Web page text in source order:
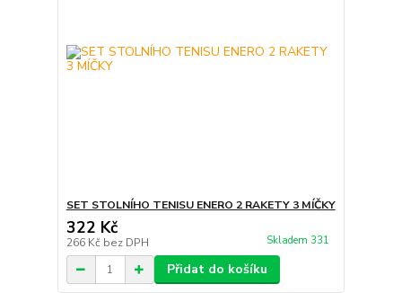
SET STOLNÍHO TENISU ENERO 2 RAKETY 3 MÍČKY
322 Kč
266 Kč bez DPH Skladem 331
Přidat do košíku